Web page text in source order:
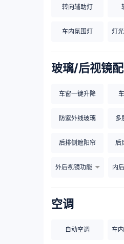
转向辅助灯
车内氛围灯 灯
玻璃/后视镜
车窗一键升降
防紫外线玻璃 多
后排侧遮阳帘 后
外后视镜功能 内
空调
自动空调 车